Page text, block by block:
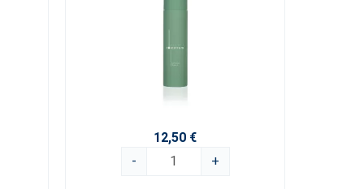
as it achieves microbial purity and, thanks to its
12,50 €
-
+